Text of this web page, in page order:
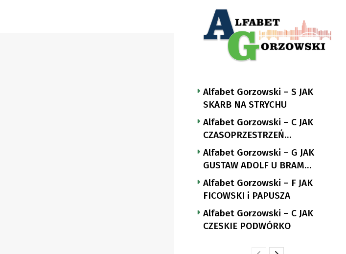
Alfabet Gorzowski – S JAK
SKARB NA STRYCHU
Alfabet Gorzowski – C JAK
CZASOPRZESTRZEŃ
NUTTGENSA
Alfabet Gorzowski – G JAK
GUSTAW ADOLF U BRAM
LANDSBERGA
Alfabet Gorzowski – F JAK
FICOWSKI i PAPUSZA
Alfabet Gorzowski – C JAK
CZESKIE PODWÓRKO